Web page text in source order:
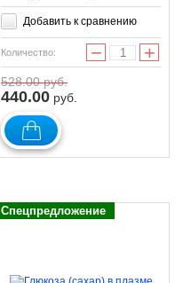
Добавить к сравнению
Количество: − +
528.00руб.
440.00 руб.
Спецпредложение